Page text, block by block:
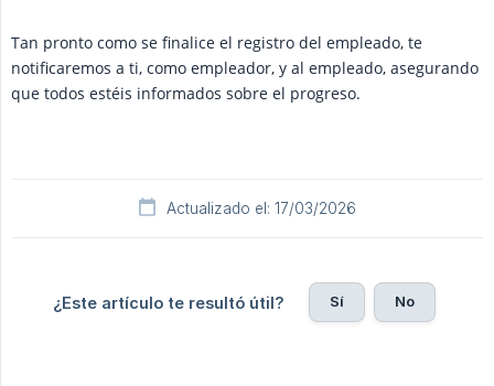
Tan pronto como se finalice el registro del empleado, te
notificaremos a ti, como empleador, y al empleado, asegurando
que todos estéis informados sobre el progreso.
Actualizado el: 17/03/2026
¿Este artículo te resultó útil? Sí No